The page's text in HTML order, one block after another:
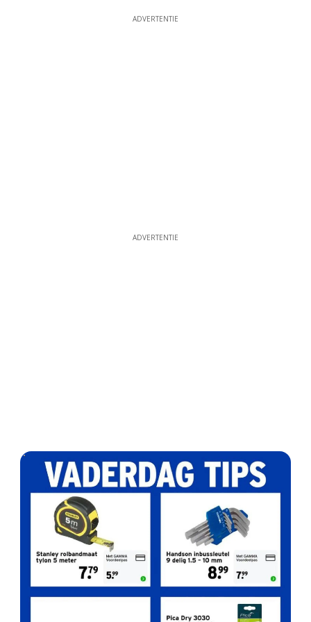
ADVERTENTIE
ADVERTENTIE